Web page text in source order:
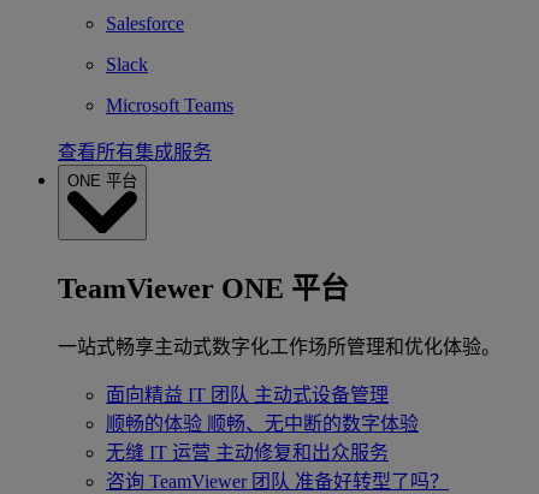
Salesforce
Slack
Microsoft Teams
查看所有集成服务
ONE 平台
TeamViewer ONE 平台
一站式畅享主动式数字化工作场所管理和优化体验。
面向精益 IT 团队 主动式设备管理
顺畅的体验 顺畅、无中断的数字体验
无缝 IT 运营 主动修复和出众服务
咨询 TeamViewer 团队 准备好转型了吗？